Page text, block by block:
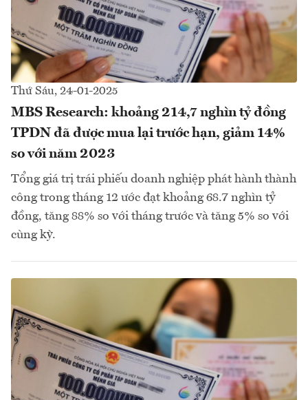
Thứ Sáu, 24-01-2025
MBS Research: khoảng 214,7 nghìn tỷ đồng
TPDN đã được mua lại trước hạn, giảm 14%
so với năm 2023
Tổng giá trị trái phiếu doanh nghiệp phát hành thành
công trong tháng 12 ước đạt khoảng 68.7 nghìn tỷ
đồng, tăng 88% so với tháng trước và tăng 5% so với
cùng kỳ.